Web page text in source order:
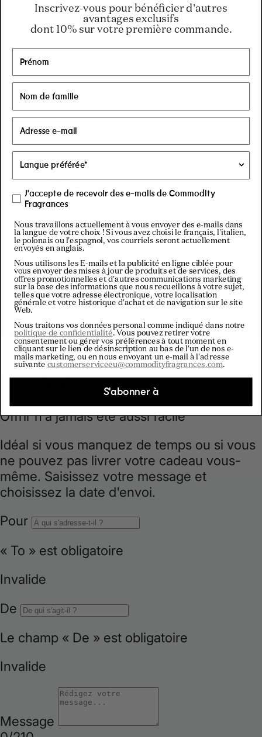
réservées aux
membres
C
o
u
n
t
r
y
/
r
e
g
i
o
n
EUR € | Pays-Bas
Français
© 2026 Commodity . et Commodity
Tous droits réservés
Confidentialité
Conditions générales de vente
Conditions générales
Avis de non-responsabilité
Mentions légales
Inscrivez-vous pour bénéficier d'autres
avantages exclusifs
dont 10% sur votre première commande.
J'accepte de recevoir des e-mails de Commodity
Fragrances
Nous travaillons actuellement à vous envoyer des e-mails dans
la langue de votre choix ! Si vous avez choisi le français, l'italien,
le polonais ou l'espagnol, vos courriels seront actuellement
envoyés en anglais.
Nous utilisons les E-mails et la publicité en ligne ciblée pour
vous envoyer des mises à jour de produits et de services, des
offres promotionnelles et d'autres communications marketing
sur la base des informations que nous recueillons à votre sujet,
telles que votre adresse électronique, votre localisation
générale et votre historique d'achat et de navigation sur le site
Web.
Nous traitons vos données personal comme indiqué dans notre
politique de confidentialité. Vous pouvez retirer votre
consentement ou gérer vos préférences à tout moment en
cliquant sur le lien de désinscription au bas de l'un de nos e-
mails marketing, ou en nous envoyant un e-mail à l'adresse
suivante customerserviceeu@commodityfragrances.com.
S'abonner à